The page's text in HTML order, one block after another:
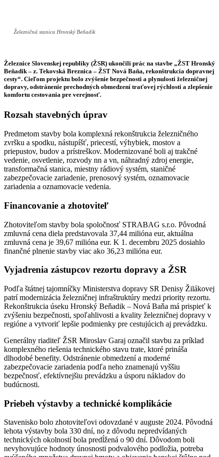
Železničná stanica Hronský Beňadik
Železnice Slovenskej republiky (ŽSR) ukončili prác na stavbe „ŽST Hronský
Beňadik – z. Tekovská Breznica – ŽST Nová Baňa, rekonštrukcia dopravnej
cesty“. Cieľom projektu bolo zvýšenie bezpečnosti a plynulosti železničnej
dopravy, odstránenie prechodných obmedzení traťovej rýchlosti a zlepšenie
komfortu cestovania pre verejnosť.
Rozsah stavebných úprav
Predmetom stavby bola komplexná rekonštrukcia železničného
zvršku a spodku, nástupíšť, priecestí, výhybiek, mostov a
priepustov, budov a prístreškov. Modernizované boli aj trakčné
vedenie, osvetlenie, rozvody nn a vn, náhradný zdroj energie,
transformačná stanica, miestny rádiový systém, staničné
zabezpečovacie zariadenie, prenosový systém, oznamovacie
zariadenia a oznamovacie vedenia.
Financovanie a zhotoviteľ
Zhotoviteľom stavby bola spoločnosť STRABAG s.r.o. Pôvodná
zmluvná cena diela predstavovala 37,44 milióna eur, aktuálna
zmluvná cena je 39,67 milióna eur. K 1. decembru 2025 dosiahlo
finančné plnenie stavby viac ako 36,23 milióna eur.
Vyjadrenia zástupcov rezortu dopravy a ŽSR
Podľa štátnej tajomníčky Ministerstva dopravy SR Denisy Žilákovej
patrí modernizácia železničnej infraštruktúry medzi priority rezortu.
Rekonštrukcia úseku Hronský Beňadik – Nová Baňa má prispieť k
zvýšeniu bezpečnosti, spoľahlivosti a kvality železničnej dopravy v
regióne a vytvoriť lepšie podmienky pre cestujúcich aj prevádzku.
Generálny riaditeľ ŽSR Miroslav Garaj označil stavbu za príklad
komplexného riešenia technického stavu trate, ktoré prináša
dlhodobé benefity. Odstránenie obmedzení a moderné
zabezpečovacie zariadenia podľa neho znamenajú vyššiu
bezpečnosť, efektívnejšiu prevádzku a úsporu nákladov do
budúcnosti.
Priebeh výstavby a technické komplikácie
Stavenisko bolo zhotoviteľovi odovzdané v auguste 2024. Pôvodná
lehota výstavby bola 330 dní, no z dôvodu nepredvídaných
technických okolností bola predĺžená o 90 dní. Dôvodom boli
nevyhovujúce hodnoty únosnosti podvalového podložia, potreba